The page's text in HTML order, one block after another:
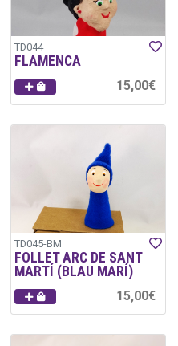
TD044
FLAMENCA
15,00€
TD045-BM
FOLLET ARC DE SANT
MARTÍ (BLAU MARÍ)
15,00€